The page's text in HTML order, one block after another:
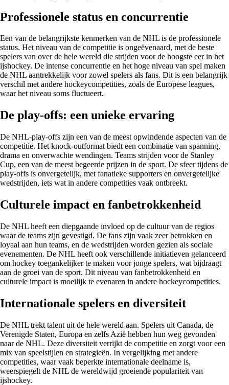
Professionele status en concurrentie
Een van de belangrijkste kenmerken van de NHL is de professionele
status. Het niveau van de competitie is ongeëvenaard, met de beste
spelers van over de hele wereld die strijden voor de hoogste eer in het
ijshockey. De intense concurrentie en het hoge niveau van spel maken
de NHL aantrekkelijk voor zowel spelers als fans. Dit is een belangrijk
verschil met andere hockeycompetities, zoals de Europese leagues,
waar het niveau soms fluctueert.
De play-offs: een unieke ervaring
De NHL-play-offs zijn een van de meest opwindende aspecten van de
competitie. Het knock-outformat biedt een combinatie van spanning,
drama en onverwachte wendingen. Teams strijden voor de Stanley
Cup, een van de meest begeerde prijzen in de sport. De sfeer tijdens de
play-offs is onvergetelijk, met fanatieke supporters en onvergetelijke
wedstrijden, iets wat in andere competities vaak ontbreekt.
Culturele impact en fanbetrokkenheid
De NHL heeft een diepgaande invloed op de cultuur van de regios
waar de teams zijn gevestigd. De fans zijn vaak zeer betrokken en
loyaal aan hun teams, en de wedstrijden worden gezien als sociale
evenementen. De NHL heeft ook verschillende initiatieven gelanceerd
om hockey toegankelijker te maken voor jonge spelers, wat bijdraagt
aan de groei van de sport. Dit niveau van fanbetrokkenheid en
culturele impact is moeilijk te evenaren in andere hockeycompetities.
Internationale spelers en diversiteit
De NHL trekt talent uit de hele wereld aan. Spelers uit Canada, de
Verenigde Staten, Europa en zelfs Azië hebben hun weg gevonden
naar de NHL. Deze diversiteit verrijkt de competitie en zorgt voor een
mix van speelstijlen en strategieën. In vergelijking met andere
competities, waar vaak beperkte internationale deelname is,
weerspiegelt de NHL de wereldwijd groeiende populariteit van
ijshockey.